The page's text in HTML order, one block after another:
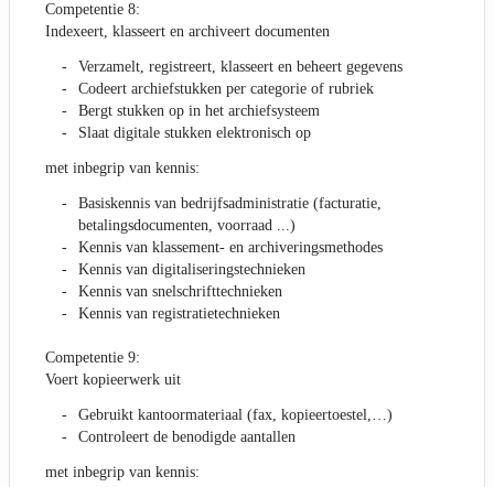
Competentie 8:
Indexeert, klasseert en archiveert documenten
Verzamelt, registreert, klasseert en beheert gegevens
Codeert archiefstukken per categorie of rubriek
Bergt stukken op in het archiefsysteem
Slaat digitale stukken elektronisch op
met inbegrip van kennis:
Basiskennis van bedrijfsadministratie (facturatie,
betalingsdocumenten, voorraad ...)
Kennis van klassement- en archiveringsmethodes
Kennis van digitaliseringstechnieken
Kennis van snelschrifttechnieken
Kennis van registratietechnieken
Competentie 9:
Voert kopieerwerk uit
Gebruikt kantoormateriaal (fax, kopieertoestel,…)
Controleert de benodigde aantallen
met inbegrip van kennis: